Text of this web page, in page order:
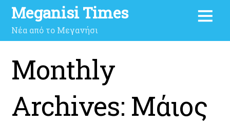
Meganisi Times
Νέα από το Μεγανήσι
Monthly
Archives: Μάιος